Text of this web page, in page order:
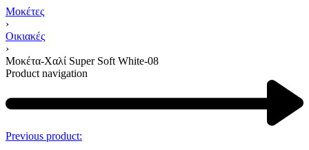
Μοκέτες
›
Οικιακές
›
Μοκέτα-Χαλί Super Soft White-08
Product navigation
Previous product: